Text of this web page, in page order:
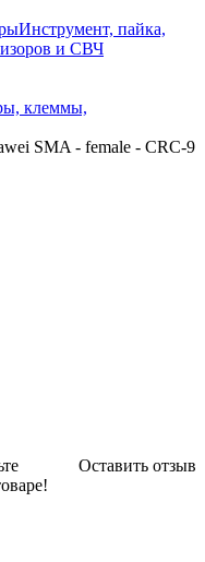
Инструмент, пайка,
и СВЧ
клеммы,
SMA - female - CRC-9
Оставить отзыв